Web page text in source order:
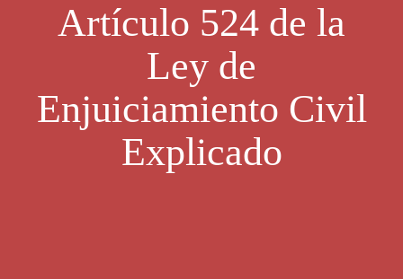
Artículo 524 de la
Ley de
Enjuiciamiento Civil
Explicado